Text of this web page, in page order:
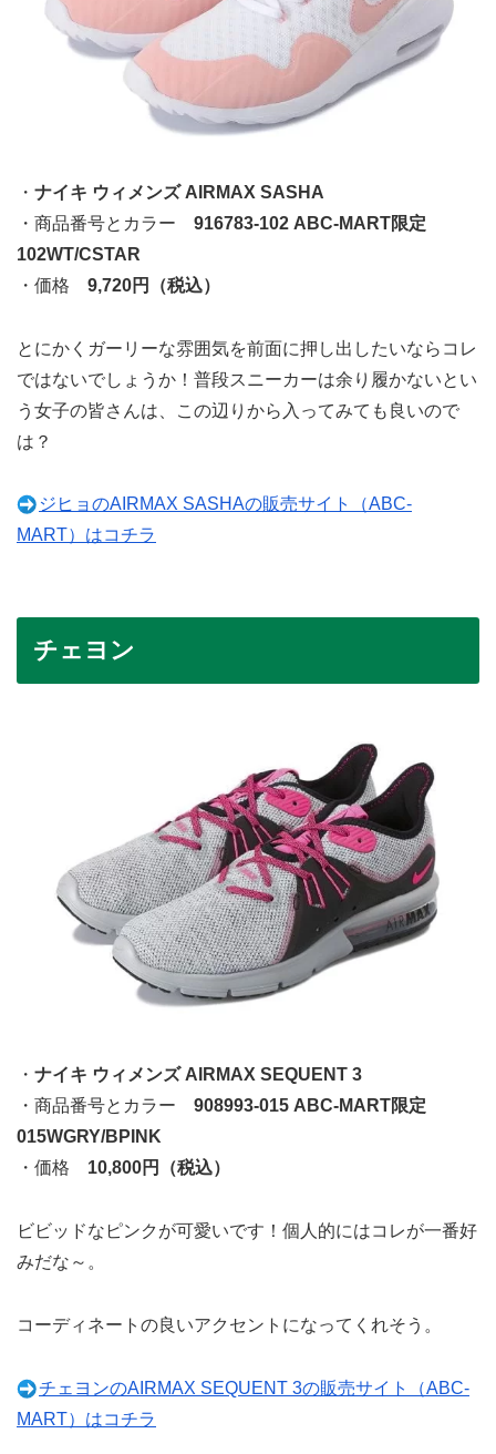
・ ナイキ ウィメンズ AIRMAX SASHA
・商品番号とカラー 916783-102 ABC-MART限定
102WT/CSTAR
・価格 9,720円（税込）
とにかくガーリーな雰囲気を前面に押し出したいならコレ
ではないでしょうか！普段スニーカーは余り履かないとい
う女子の皆さんは、この辺りから入ってみても良いので
は？
ジヒョのAIRMAX SASHAの販売サイト（ABC-
MART）はコチラ
チェヨン
・ ナイキ ウィメンズ AIRMAX SEQUENT 3
・商品番号とカラー 908993-015 ABC-MART限定
015WGRY/BPINK
・価格 10,800円（税込）
ビビッドなピンクが可愛いです！個人的にはコレが一番好
みだな～。
コーディネートの良いアクセントになってくれそう。
チェヨンのAIRMAX SEQUENT 3の販売サイト（ABC-
MART）はコチラ